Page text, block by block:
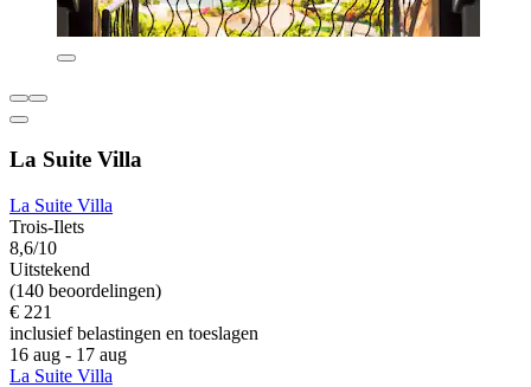
La Suite Villa
La Suite Villa
Trois-Ilets
8,6/10
Uitstekend
(140 beoordelingen)
€ 221
inclusief belastingen en toeslagen
16 aug - 17 aug
La Suite Villa